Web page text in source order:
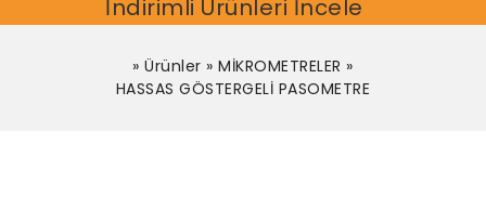
İndirimli Ürünleri İncele
»Ürünler »MİKROMETRELER »
HASSAS GÖSTERGELİ PASOMETRE